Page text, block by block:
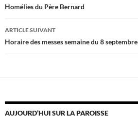
des
articles
Homélies du Père Bernard
ARTICLE SUIVANT
Horaire des messes semaine du 8 septembre
AUJOURD’HUI SUR LA PAROISSE